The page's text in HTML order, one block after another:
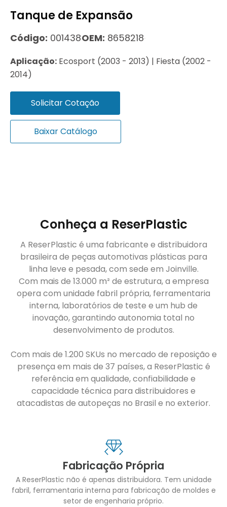
Tanque de Expansão
Código: 001438OEM: 8658218
Aplicação: Ecosport (2003 - 2013) | Fiesta (2002 -
2014)
Solicitar Cotação
Baixar Catálogo
Conheça a ReserPlastic
A ReserPlastic é uma fabricante e distribuidora
brasileira de peças automotivas plásticas para
linha leve e pesada, com sede em Joinville.
Com mais de 13.000 m² de estrutura, a empresa
opera com unidade fabril própria, ferramentaria
interna, laboratórios de teste e um hub de
inovação, garantindo autonomia total no
desenvolvimento de produtos.
Com mais de 1.200 SKUs no mercado de reposição e
presença em mais de 37 países, a ReserPlastic é
referência em qualidade, confiabilidade e
capacidade técnica para distribuidores e
atacadistas de autopeças no Brasil e no exterior.
Fabricação Própria
A ReserPlastic não é apenas distribuidora. Tem unidade
fabril, ferramentaria interna para fabricação de moldes e
setor de engenharia próprio.